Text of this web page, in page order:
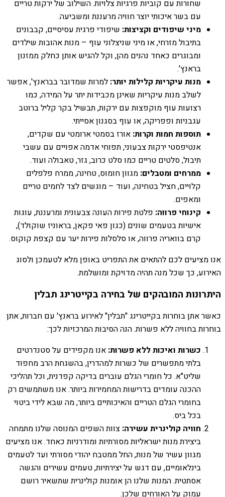
שחורות עם קוביות פרגיות צלויות. השילוב של ירקות טריים
עם בשר איכותי יוצר חוויה מרעננת ומשביעה.
מיני שיפודים וקציצות: שיפודי פרגית עסיסיים, קבבונים
בתיבול מזרחי, או מיני שניצלוני עוף – מנות אהובות שילדים
ומבוגרים כאחד נהנים מהן, וקל להגיש אותן כחלק ממזנון
בראנץ'.
מנות עיקריות קלילות יותר: למרות שמדובר בבראנץ', אפשר
לשלב מנות עיקריות שאינן מכבידות יתר על המידה, כמו
רצועות עוף מוקפצות עם ירקות, תבשיל בקר קליל ברוטב
עגבניות ופפריקה, או עוף בסגנון אסייתי.
תוספות חמות וקרות: אורז בסמטי ארומטי עם שקדים,
אנטיפסטי ירקות צבעוני, תפוחי אדמה אפויים עם עשבי
תיבול, סלטים טריים כמו סלט כרוב, גזר, טאבולה ועוד.
ממרחים ומטבלים: מגוון חומוס, טחינה, ממרח פלפלים
קלויים, חציל בטחינה, ועוד – מוגשים לצד לחמים טריים
ומאפים.
קינוחי פרווה: פלטת פירות העונה צבעונית ומרעננת, עוגות
אישיות בטעמים שונים (כגון פאי פקאן, בראוניז שוקולד),
קרם בוואריה פרווה, או סלסלות פירות יער עם קצפת קוקוס.
אנו מציעים לכם להתאים את התפריט באופן מלא לטעמכן ולסוג
האירוע, כך שכל מנה תהיה מדויקת ומושלמת.
היתרונות המובהקים של בחירה בקייטרינג תבלין
כאשר אתן בוחרות בקייטרינג "תבלין" לאירוע בראנץ' עם חברות, אתן
בוחרות בחוויה ללא פשרות. הנה הסיבות המרכזיות לכך:
כשרות ואיכות ללא פשרות: אנו מקפידים על סטנדרטים
בלתי מתפשרים של כשרות למהדרין, בהשגחת הרב מחפוד
שליט"א. כל חומרי הגלם עוברים בדיקה קפדנית, וכל תהליכי
ההכנה עומדים בדרישות המחמירות ביותר. אנו משתמשים רק
בחומרי הגלם הטריים והאיכותיים ביותר, מה שבא לידי ביטוי
בכל ביס.
חוויה קולינרית עשירה: צוות השפים המנוסה שלנו מתמחה
ביצירת מנות ישראליות מסורתיות ומודרניות כאחד. אנו מציעים
מגוון עשיר של מנות, החל ממטבח יהודי מסורתי ועד לטעמים
בינלאומיים, עם דגש על יצירתיות, טעמים עשירים והגשה
אסתטית. המנות שלנו הן אומנות קולינרית שתשאיר רושם
עמוק על האורחים שלכן.